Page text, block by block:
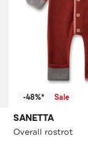
-48%* Sale
SANETTA
Overall rostrot